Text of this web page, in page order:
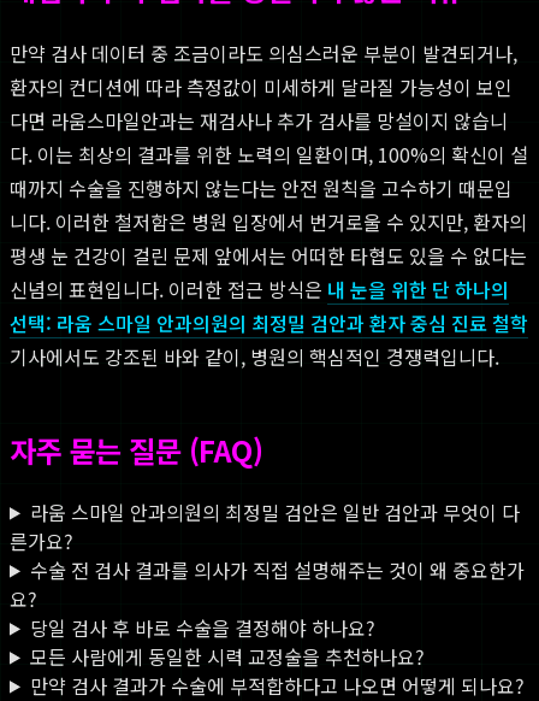
만약 검사 데이터 중 조금이라도 의심스러운 부분이 발견되거나,
환자의 컨디션에 따라 측정값이 미세하게 달라질 가능성이 보인
다면 라움스마일안과는 재검사나 추가 검사를 망설이지 않습니
다. 이는 최상의 결과를 위한 노력의 일환이며, 100%의 확신이 설
때까지 수술을 진행하지 않는다는 안전 원칙을 고수하기 때문입
니다. 이러한 철저함은 병원 입장에서 번거로울 수 있지만, 환자의
평생 눈 건강이 걸린 문제 앞에서는 어떠한 타협도 있을 수 없다는
신념의 표현입니다. 이러한 접근 방식은 내 눈을 위한 단 하나의
선택: 라움 스마일 안과의원의 최정밀 검안과 환자 중심 진료 철학
기사에서도 강조된 바와 같이, 병원의 핵심적인 경쟁력입니다.
자주 묻는 질문 (FAQ)
라움 스마일 안과의원의 최정밀 검안은 일반 검안과 무엇이 다
른가요?
수술 전 검사 결과를 의사가 직접 설명해주는 것이 왜 중요한가
요?
당일 검사 후 바로 수술을 결정해야 하나요?
모든 사람에게 동일한 시력 교정술을 추천하나요?
만약 검사 결과가 수술에 부적합하다고 나오면 어떻게 되나요?